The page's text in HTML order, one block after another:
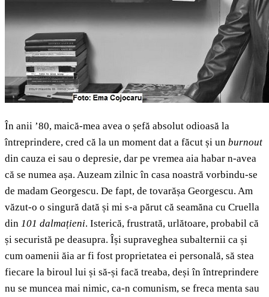
În anii ’80, maică-mea avea o șefă absolut odioasă la
întreprindere, cred că la un moment dat a făcut și un burnout
din cauza ei sau o depresie, dar pe vremea aia habar n-avea
că se numea așa. Auzeam zilnic în casa noastră vorbindu-se
de madam Georgescu. De fapt, de tovarășa Georgescu. Am
văzut-o o singură dată și mi s-a părut că seamăna cu Cruella
din 101 dalmațieni. Isterică, frustrată, urlătoare, probabil că
și securistă pe deasupra. Își supraveghea subalternii ca și
cum oamenii ăia ar fi fost proprietatea ei personală, să stea
fiecare la biroul lui și să-și facă treaba, deși în întreprindere
nu se muncea mai nimic, ca-n comunism, se freca menta sau